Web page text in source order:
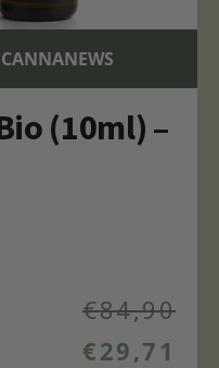
(10ml) –
€84,90
€29,71